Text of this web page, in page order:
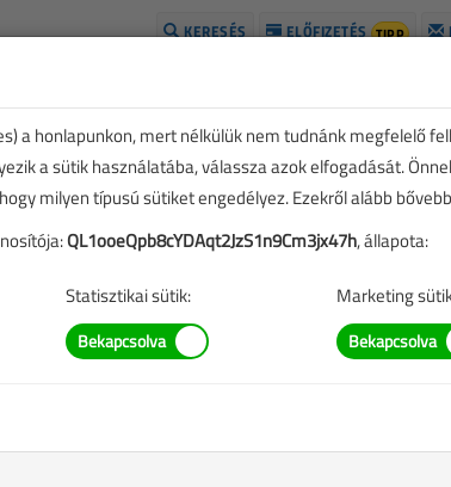
ELŐFIZETÉS TIPP
KERESÉS
Ez a cikk a VL
meg. Töltse le
a honlapunkon, mert nélkülük nem tudnánk megfelelő
a sütik használatába, válassza azok elfogadását.
milyen típusú sütiket engedélyez. Ezekről alább
QL1ooeQpb8cYDAqt2JzS1n9Cm3jx47h, állapota:
Statisztikai sütik: Marketing